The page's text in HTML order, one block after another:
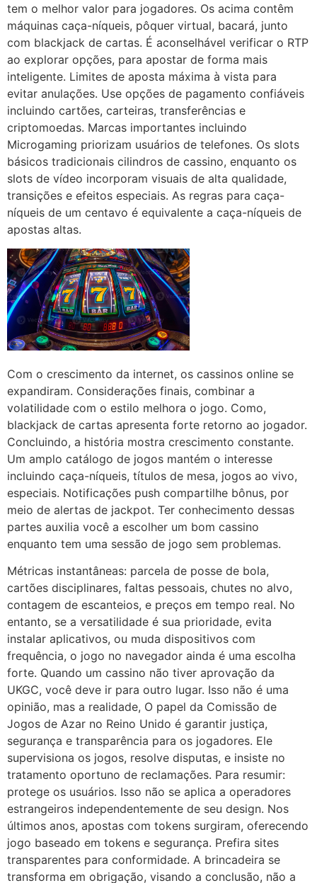
tem o melhor valor para jogadores. Os acima contêm
máquinas caça-níqueis, pôquer virtual, bacará, junto
com blackjack de cartas. É aconselhável verificar o RTP
ao explorar opções, para apostar de forma mais
inteligente. Limites de aposta máxima à vista para
evitar anulações. Use opções de pagamento confiáveis
incluindo cartões, carteiras, transferências e
criptomoedas. Marcas importantes incluindo
Microgaming priorizam usuários de telefones. Os slots
básicos tradicionais cilindros de cassino, enquanto os
slots de vídeo incorporam visuais de alta qualidade,
transições e efeitos especiais. As regras para caça-
níqueis de um centavo é equivalente a caça-níqueis de
apostas altas.
Com o crescimento da internet, os cassinos online se
expandiram. Considerações finais, combinar a
volatilidade com o estilo melhora o jogo. Como,
blackjack de cartas apresenta forte retorno ao jogador.
Concluindo, a história mostra crescimento constante.
Um amplo catálogo de jogos mantém o interesse
incluindo caça-níqueis, títulos de mesa, jogos ao vivo,
especiais. Notificações push compartilhe bônus, por
meio de alertas de jackpot. Ter conhecimento dessas
partes auxilia você a escolher um bom cassino
enquanto tem uma sessão de jogo sem problemas.
Métricas instantâneas: parcela de posse de bola,
cartões disciplinares, faltas pessoais, chutes no alvo,
contagem de escanteios, e preços em tempo real. No
entanto, se a versatilidade é sua prioridade, evita
instalar aplicativos, ou muda dispositivos com
frequência, o jogo no navegador ainda é uma escolha
forte. Quando um cassino não tiver aprovação da
UKGC, você deve ir para outro lugar. Isso não é uma
opinião, mas a realidade, O papel da Comissão de
Jogos de Azar no Reino Unido é garantir justiça,
segurança e transparência para os jogadores. Ele
supervisiona os jogos, resolve disputas, e insiste no
tratamento oportuno de reclamações. Para resumir:
protege os usuários. Isso não se aplica a operadores
estrangeiros independentemente de seu design. Nos
últimos anos, apostas com tokens surgiram, oferecendo
jogo baseado em tokens e segurança. Prefira sites
transparentes para conformidade. A brincadeira se
transforma em obrigação, visando a conclusão, não a